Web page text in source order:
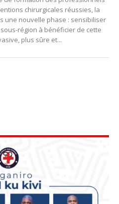
chirurgicales réussies, la
une nouvelle phase : sensibiliser
région à bénéficier de cette
plus sûre et...